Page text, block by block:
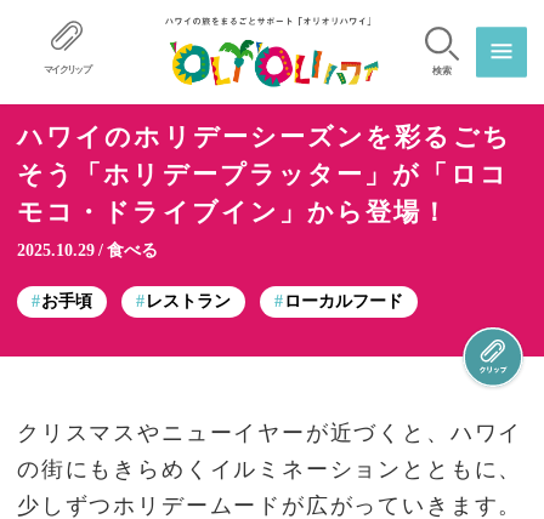
マイクリップ 検索
ハワイのホリデーシーズンを彩るごち
そう「ホリデープラッター」が「ロコ
モコ・ドライブイン」から登場！
2025.10.29 食べる
お手頃 レストラン ローカルフード
クリスマスやニューイヤーが近づくと、ハワイ
の街にもきらめくイルミネーションとともに、
少しずつホリデームードが広がっていきます。